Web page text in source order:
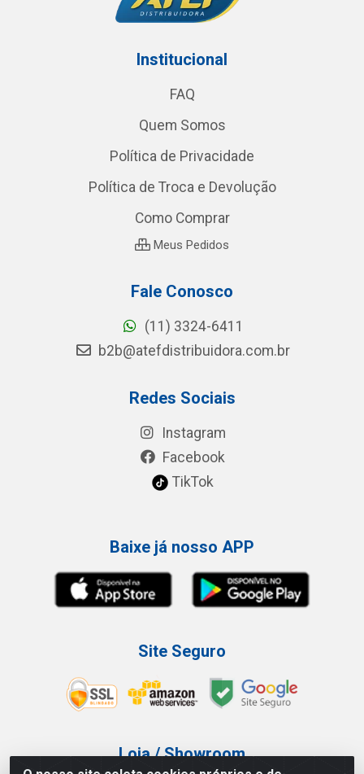
Institucional
FAQ
Quem Somos
Política de Privacidade
Política de Troca e Devolução
Como Comprar
Meus Pedidos
Fale Conosco
(11) 3324-6411
b2b@atefdistribuidora.com.br
Redes Sociais
Instagram
Facebook
TikTok
Baixe já nosso APP
Site Seguro
Loja / Showroom